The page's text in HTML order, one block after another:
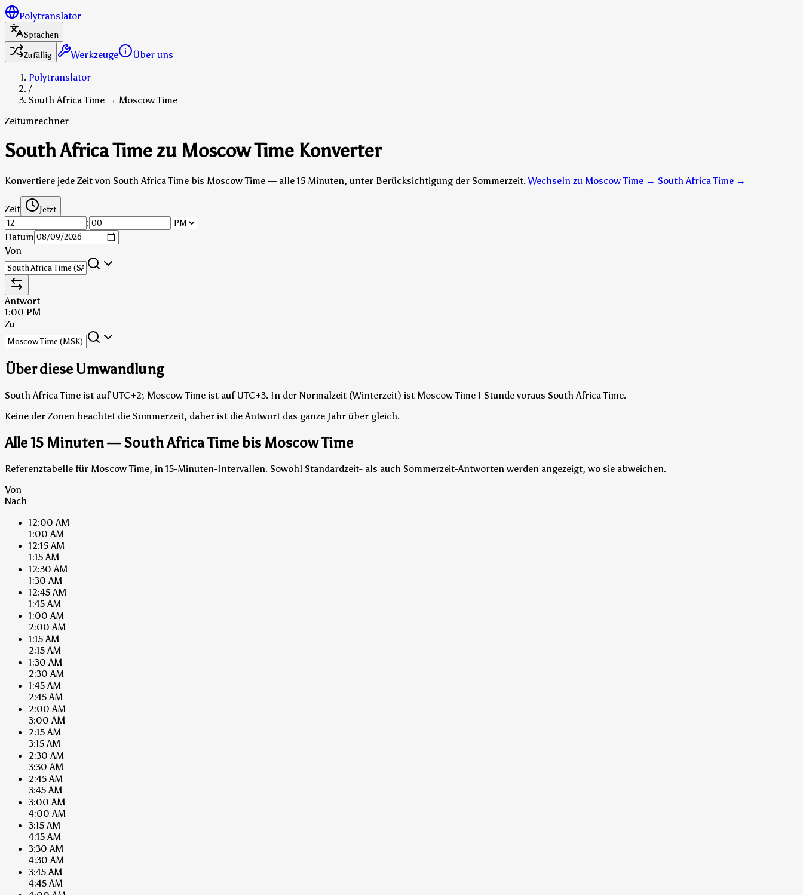
Polytranslator
Sprachen
Zufällig
Werkzeuge
Über uns
Polytranslator
/
South Africa Time → Moscow Time
Zeitumrechner
South Africa Time zu Moscow Time Konverter
Konvertiere jede Zeit von South Africa Time bis Moscow Time — alle 15 Minuten, unter Berücksichtigung der Sommerzeit. Wechseln zu Moscow Time → South Africa Time →
Zeit Jetzt
:
Datum
Von
Antwort
1:00 PM
Zu
Über diese Umwandlung
South Africa Time ist auf UTC+2; Moscow Time ist auf UTC+3. In der Normalzeit (Winterzeit) ist Moscow Time 1 Stunde voraus South Africa Time.
Keine der Zonen beachtet die Sommerzeit, daher ist die Antwort das ganze Jahr über gleich.
Alle 15 Minuten — South Africa Time bis Moscow Time
Referenztabelle für Moscow Time, in 15-Minuten-Intervallen. Sowohl Standardzeit- als auch Sommerzeit-Antworten werden angezeigt, wo sie abweichen.
Von
Nach
12:00 AM
1:00 AM
12:15 AM
1:15 AM
12:30 AM
1:30 AM
12:45 AM
1:45 AM
1:00 AM
2:00 AM
1:15 AM
2:15 AM
1:30 AM
2:30 AM
1:45 AM
2:45 AM
2:00 AM
3:00 AM
2:15 AM
3:15 AM
2:30 AM
3:30 AM
2:45 AM
3:45 AM
3:00 AM
4:00 AM
3:15 AM
4:15 AM
3:30 AM
4:30 AM
3:45 AM
4:45 AM